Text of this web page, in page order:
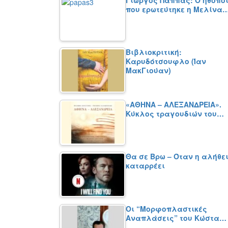
που ερωτεύτηκε η
Βιβλιοκριτική:
Καρυδότσουφλο (Ίαν
ΜακΓιούαν)
«ΑΘΗΝΑ – ΑΛΕΞΑΝΔΡΕΙΑ».
Κύκλος τραγουδιών του…
Θα σε Βρω – Όταν η
καταρρέει
Οι “Μορφοπλαστικές
Αναπλάσεις” του Κώστα…